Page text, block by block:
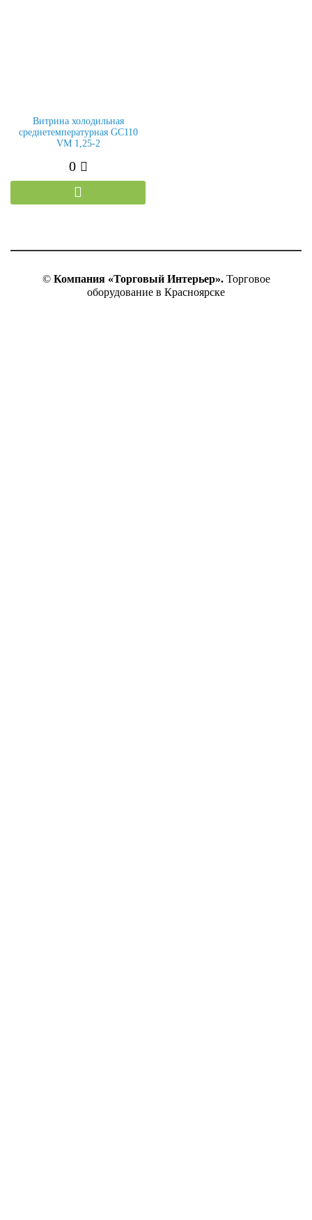
Витрина холодильная
среднетемпературная GC110
VM 1,25-2
0
© Компания «Торговый Интерьер».Торговое
оборудование в Красноярске